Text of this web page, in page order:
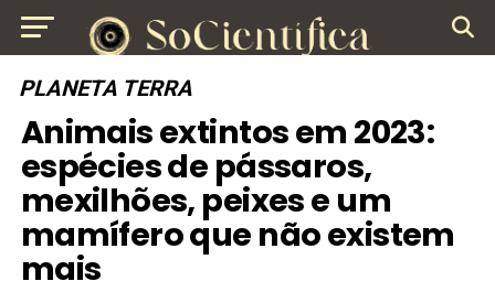
PLANETA TERRA
Animais extintos em 2023:
espécies de pássaros,
mexilhões, peixes e um
mamífero que não existem
mais